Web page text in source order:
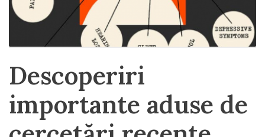
Descoperiri
importante aduse de